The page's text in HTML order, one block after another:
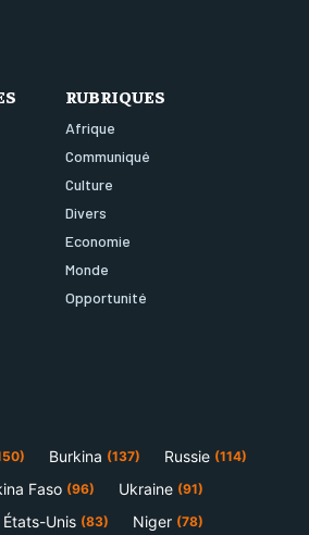
RUBRIQUES
Afrique
Communiqué
Culture
Divers
Economie
Monde
Opportunité
Burkina (137) Russie (114)
Faso (96) Ukraine (91)
États-Unis (83) Niger (78)